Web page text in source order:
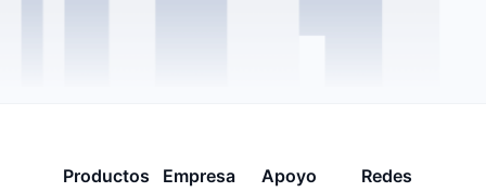
Productos Empresa Apoyo
Redes